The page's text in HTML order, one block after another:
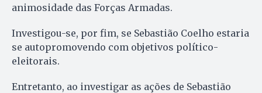
animosidade das Forças Armadas.
Investigou-se, por fim, se Sebastião Coelho estaria
se autopromovendo com objetivos político-
eleitorais.
Entretanto, ao investigar as ações de Sebastião